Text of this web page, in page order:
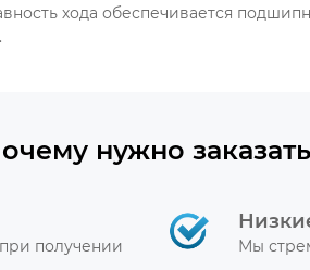
хода обеспечивается
нужно
получении
Мы